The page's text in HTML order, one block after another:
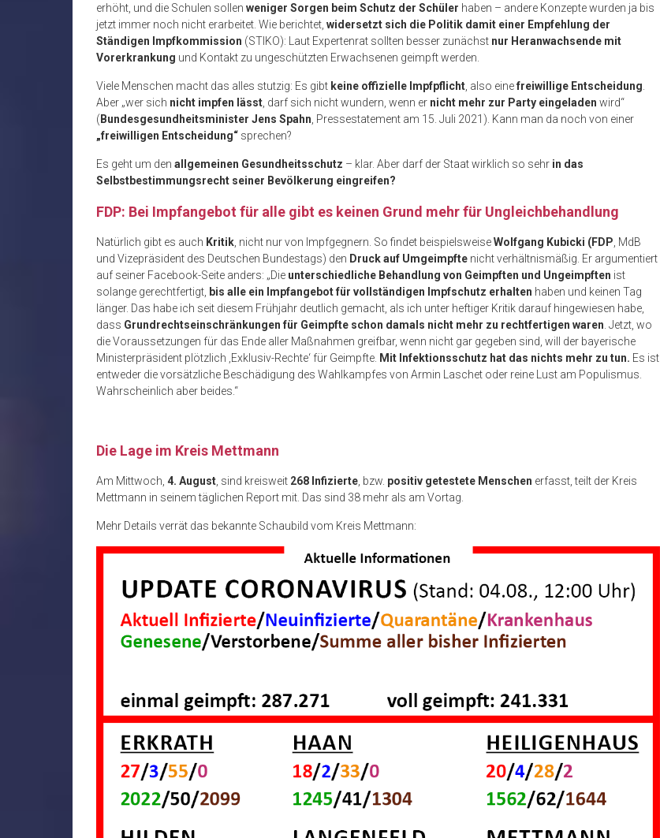
erhöht, und die Schulen sollen weniger Sorgen beim Schutz der Schüler haben – andere Konzepte wurden ja bis
jetzt immer noch nicht erarbeitet. Wie berichtet, widersetzt sich die Politik damit einer Empfehlung der
Ständigen Impfkommission (STIKO): Laut Expertenrat sollten besser zunächst nur Heranwachsende mit
Vorerkrankung und Kontakt zu ungeschützten Erwachsenen geimpft werden.
Viele Menschen macht das alles stutzig: Es gibt keine offizielle Impfpflicht , also einefreiwillige Entscheidung
Aber „wer sich nicht impfen lässt , darf sich nicht wundern, wenn er nicht mehr zur Party eingeladen wird“
( Bundesgesundheitsminister Jens Spahn , Pressestatement am 15. Juli 2021). Kann man da noch von einer
„freiwilligen Entscheidung“ sprechen?
Es geht um den allgemeinen Gesundheitsschutz – klar. Aber darf der Staat wirklich so sehr in das
Selbstbestimmungsrecht seiner Bevölkerung eingreifen?
FDP: Bei Impfangebot für alle gibt es keinen Grund mehr für Ungleichbehandlung
Natürlich gibt es auch Kritik , nicht nur von Impfgegnern. So findet beispielsweiseWolfgang Kubicki (FDP , MdB
und Vizepräsident des Deutschen Bundestags) den Druck auf Umgeimpfte nicht verhältnismäßig. Er argumentiert
auf seiner Facebook-Seite anders: „Die unterschiedliche Behandlung von Geimpften und Ungeimpften ist
solange gerechtfertigt, bis alle ein Impfangebot für vollständigen Impfschutz erhalten haben und keinen Tag
länger. Das habe ich seit diesem Frühjahr deutlich gemacht, als ich unter heftiger Kritik darauf hingewiesen habe,
dass Grundrechtseinschränkungen für Geimpfte schon damals nicht mehr zu rechtfertigen waren . Jetzt, wo
die Voraussetzungen für das Ende aller Maßnahmen greifbar, wenn nicht gar gegeben sind, will der bayerische
Ministerpräsident plötzlich ‚Exklusiv-Rechte‘ für Geimpfte. Mit Infektionsschutz hat das nichts mehr zu tun. Es ist
entweder die vorsätzliche Beschädigung des Wahlkampfes von Armin Laschet oder reine Lust am Populismus.
Wahrscheinlich aber beides.“
Die Lage im Kreis Mettmann
Am Mittwoch, 4. August , sind kreisweit 268 Infizierte , bzw. positiv getestete Menschen erfasst, teilt der Kreis
Mettmann in seinem täglichen Report mit. Das sind 38 mehr als am Vortag.
Mehr Details verrät das bekannte Schaubild vom Kreis Mettmann: